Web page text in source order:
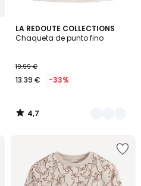
LA REDOUTE COLLECTIONS
Chaqueta de punto fino
19.99 €
13.39 € -33%
4,7
/ 5
2
Colores
4,7
/